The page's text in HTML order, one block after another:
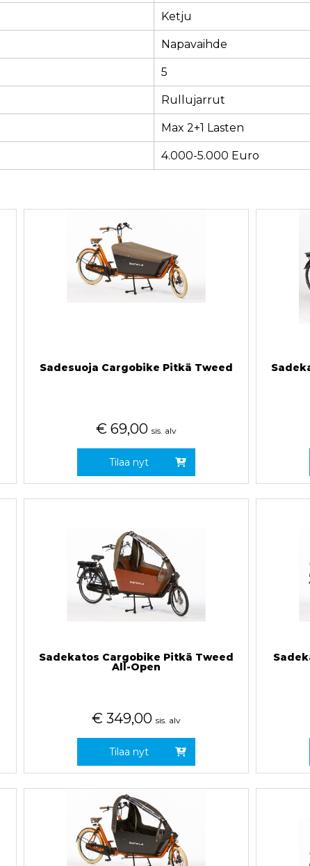
Ketju
Napavaihde
5
Rullujarrut
Max 2+1 Lasten
4.000-5.000 Euro
Sadesuoja Cargobike Pitkä Tweed
€ 69,00 sis. alv
Tilaa nyt
Sadekatos Cargobike Pitkä Tweed
All-Open
€ 349,00 sis. alv
Tilaa nyt